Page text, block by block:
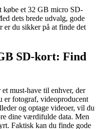
købe et 32 GB micro SD-
dets brede udvalg, gode
er du sikker på at finde det
SD-kort: Find
must-have til enhver, der
er fotograf, videoproducent
og optage videoer, vil du
dine værdifulde data. Men
Faktisk kan du finde gode